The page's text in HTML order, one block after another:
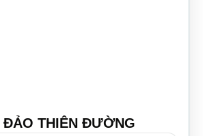
ĐẢO THIÊN ĐƯỜNG